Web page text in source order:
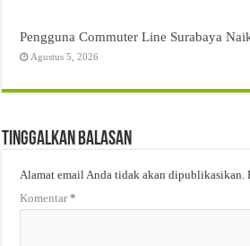
Pengguna Commuter Line Surabaya
Agustus 5, 2026
Tinggalkan Balasan
Alamat email Anda tidak akan dipublikasikan.
Komentar*